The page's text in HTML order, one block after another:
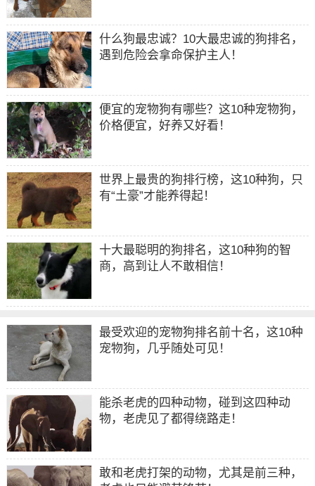
什么狗最忠诚？10大最忠诚的狗排名，
遇到危险会拿命保护主人！
便宜的宠物狗有哪些？这10种宠物狗，
价格便宜，好养又好看！
世界上最贵的狗排行榜，这10种狗，只
有“土豪”才能养得起！
十大最聪明的狗排名，这10种狗的智
商，高到让人不敢相信！
最受欢迎的宠物狗排名前十名，这10种
宠物狗，几乎随处可见！
能杀老虎的四种动物，碰到这四种动
物，老虎见了都得绕路走！
敢和老虎打架的动物，尤其是前三种，